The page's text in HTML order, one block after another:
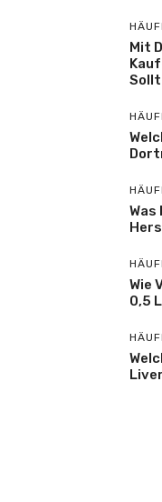
Mit
Was
Wie
0,5